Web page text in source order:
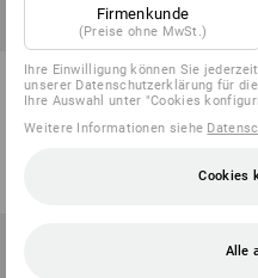
Verfügbare Größen
Bundhose e.s.ambition
4 Farben
Firmenkunde
(Preise ohne MwSt.)
Ihre Einwilligung können Sie
unserer Datenschutzerklärung für
Ihre Auswahl unter "Cookies
Weitere Informationen siehe
Cookies
Alle